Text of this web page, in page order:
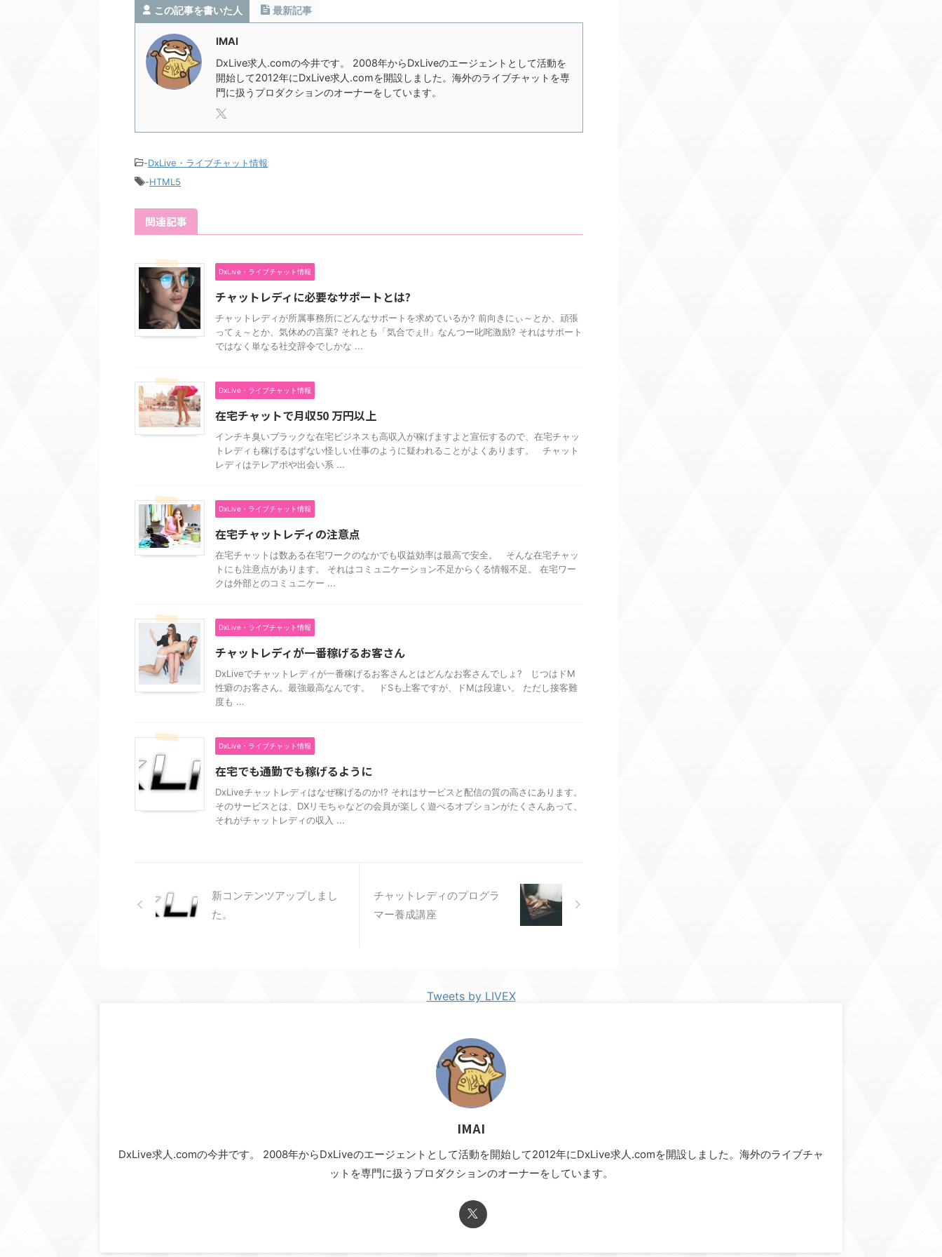
この記事を書いた人 最新記事
IMAI
DxLive求人.comの今井です。 2008年からDxLiveのエージェントとして活動を
開始して2012年にDxLive求人.comを開設しました。海外のライブチャットを専
門に扱うプロダクションのオーナーをしています。
-DxLive・ライブチャット情報
-HTML5
関連記事
DxLive・ライブチャット情報
チャットレディに必要なサポートとは?
チャットレディが所属事務所にどんなサポートを求めているか? 前向きにぃ～とか、頑張
ってぇ～とか、気休めの言葉? それとも「気合でぇ!!」なんつー叱咤激励? それはサポート
ではなく単なる社交辞令でしかな ...
DxLive・ライブチャット情報
在宅チャットで月収50 万円以上
インチキ臭いブラックな在宅ビジネスも高収入が稼げますよと宣伝するので、在宅チャッ
トレディも稼げるはずない怪しい仕事のように疑われることがよくあります。 チャット
レディはテレアポや出会い系 ...
DxLive・ライブチャット情報
在宅チャットレディの注意点
在宅チャットは数ある在宅ワークのなかでも収益効率は最高で安全。 そんな在宅チャッ
トにも注意点があります。 それはコミュニケーション不足からくる情報不足。 在宅ワー
クは外部とのコミュニケー ...
DxLive・ライブチャット情報
チャットレディが一番稼げるお客さん
DxLiveでチャットレディが一番稼げるお客さんとはどんなお客さんでしょ? じつはドM
性癖のお客さん。最強最高なんです。 ドSも上客ですが、ドMは段違い。 ただし接客難
度も ...
DxLive・ライブチャット情報
在宅でも通勤でも稼げるように
DxLiveチャットレディはなぜ稼げるのか!? それはサービスと配信の質の高さにあります。
そのサービスとは、DXリモちゃなどの会員が楽しく遊べるオプションがたくさんあって、
それがチャットレディの収入 ...
新コンテンツアップしまし
た。
チャットレディのプログラ
マー養成講座
Tweets by LIVEX
IMAI
DxLive求人.comの今井です。 2008年からDxLiveのエージェントとして活動を開始して2012年にDxLive求人.comを開設しました。海外のライブチャ
ットを専門に扱うプロダクションのオーナーをしています。